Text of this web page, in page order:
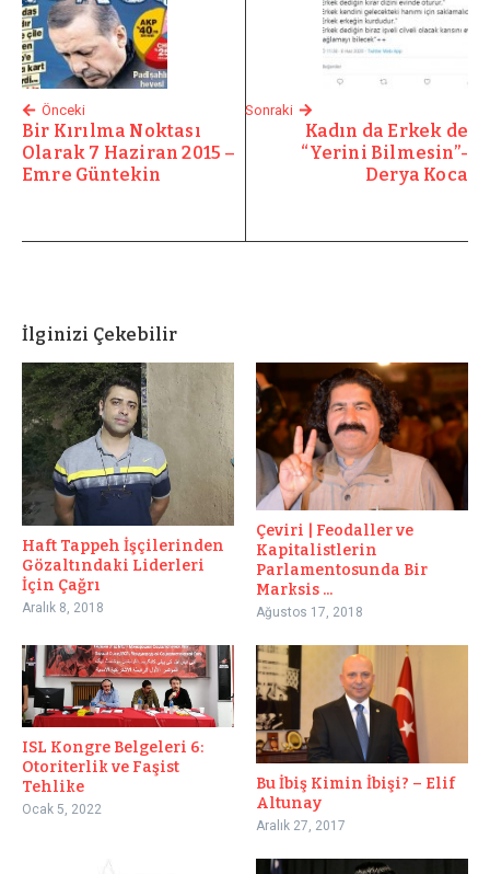
Önceki
Bir Kırılma Noktası
Olarak 7 Haziran 2015 –
Emre Güntekin
Sonraki
Kadın da Erkek de
“Yerini Bilmesin”-
Derya Koca
İlginizi Çekebilir
Haft Tappeh İşçilerinden
Gözaltındaki Liderleri
İçin Çağrı
Aralık 8, 2018
Çeviri | Feodaller ve
Kapitalistlerin
Parlamentosunda Bir
Marksis ...
Ağustos 17, 2018
ISL Kongre Belgeleri 6:
Otoriterlik ve Faşist
Tehlike
Ocak 5, 2022
Bu İbiş Kimin İbişi? – Elif
Altunay
Aralık 27, 2017